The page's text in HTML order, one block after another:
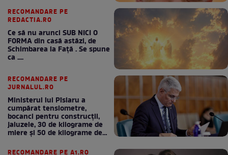
RECOMANDARE PE
REDACTIA.RO
Ce să nu arunci SUB NICI O
FORMA din casă astăzi, de
Schimbarea la Față . Se spune
ca ....
RECOMANDARE PE
JURNALUL.RO
Ministerul lui Pîslaru a
cumpărat tensiometre,
bocanci pentru construcții,
jaluzele, 30 de kilograme de
miere și 50 de kilograme de